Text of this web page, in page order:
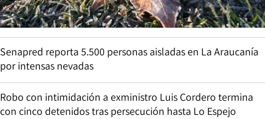
Senapred reporta 5.500 personas aisladas en La Araucanía
por intensas nevadas
Robo con intimidación a exministro Luis Cordero termina
con cinco detenidos tras persecución hasta Lo Espejo